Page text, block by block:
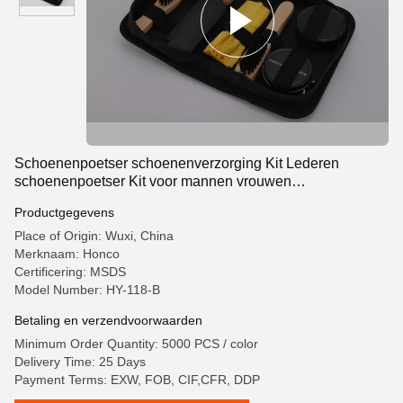
Schoenenpoetser schoenenverzorging Kit Lederen
schoenenpoetser Kit voor mannen vrouwen
Productgegevens
Place of Origin: Wuxi, China
Merknaam: Honco
Certificering: MSDS
Model Number: HY-118-B
Betaling en verzendvoorwaarden
Minimum Order Quantity: 5000 PCS / color
Delivery Time: 25 Days
Payment Terms: EXW, FOB, CIF,CFR, DDP